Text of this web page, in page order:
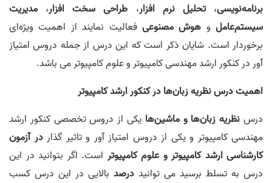
برنامه‌نویسی،تحلیل نرم افزار، طراحی سخت افزار، مدیریت
سیستم‌عامل و هوش مصنوعی فعالیت نمایند از اهمیت ویژه‌ای
برخوردار است. شایان ذکر است که این درس از جمله دروس امتیاز
آور در کنکور ارشد مهندسی کامپیوتر و علوم کامپیوتر می باشد.
اهمیت درس نظریه زبان‌ها در کنکور ارشد کامپیوتر
درس نظریه زبان‌ها و ماشین‌ها یکی از دروس تخصصی کنکور ارشد
مهندسی کامپیوتر و یکی از دروس امتیاز آور و تاثیر گذار در آزمون
کارشناسی ارشد کامپیوتر و علوم کامپیوتر است. اگر بتوانید در این
درس به تسلط برسید می توانید درصد بالایی در این درس کسب